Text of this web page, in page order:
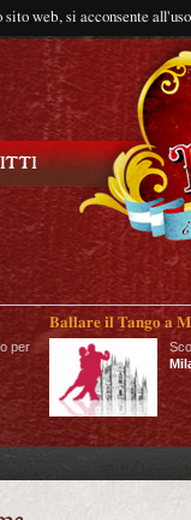
web, si acconsente
per
Ballare il Tango a